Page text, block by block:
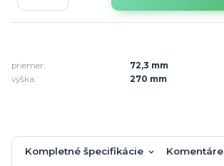
priemer:
72,3 mm
výška:
270 mm
Kompletné špecifikácie Komentáre